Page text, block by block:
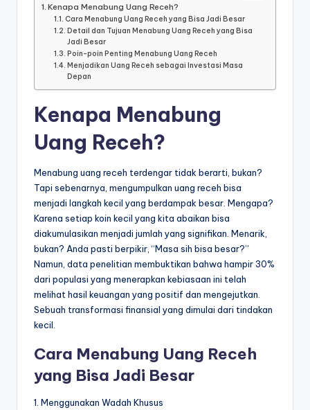
Kenapa Menabung Uang Receh?
Cara Menabung Uang Receh yang Bisa Jadi Besar
Detail dan Tujuan Menabung Uang Receh yang Bisa
Jadi Besar
Poin-poin Penting Menabung Uang Receh
Menjadikan Uang Receh sebagai Investasi Masa
Depan
Kenapa Menabung
Uang Receh?
Menabung uang receh terdengar tidak berarti, bukan?
Tapi sebenarnya, mengumpulkan uang receh bisa
menjadi langkah kecil yang berdampak besar. Mengapa?
Karena setiap koin kecil yang kita abaikan bisa
diakumulasikan menjadi jumlah yang signifikan. Menarik,
bukan? Anda pasti berpikir, “Masa sih bisa besar?”
Namun, data penelitian membuktikan bahwa hampir 30%
dari populasi yang menerapkan kebiasaan ini telah
melihat hasil keuangan yang positif dan mengejutkan.
Sebuah transformasi finansial yang dimulai dari tindakan
kecil.
Cara Menabung Uang Receh
yang Bisa Jadi Besar
1. Menggunakan Wadah Khusus